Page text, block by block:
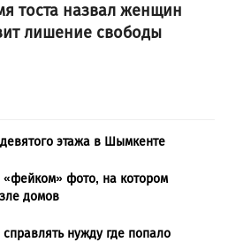
тоста назвал женщин
лишение свободы
этажа в Шымкенте
фото, на котором
домов
нужду где попало